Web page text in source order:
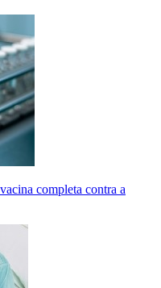
completa contra a